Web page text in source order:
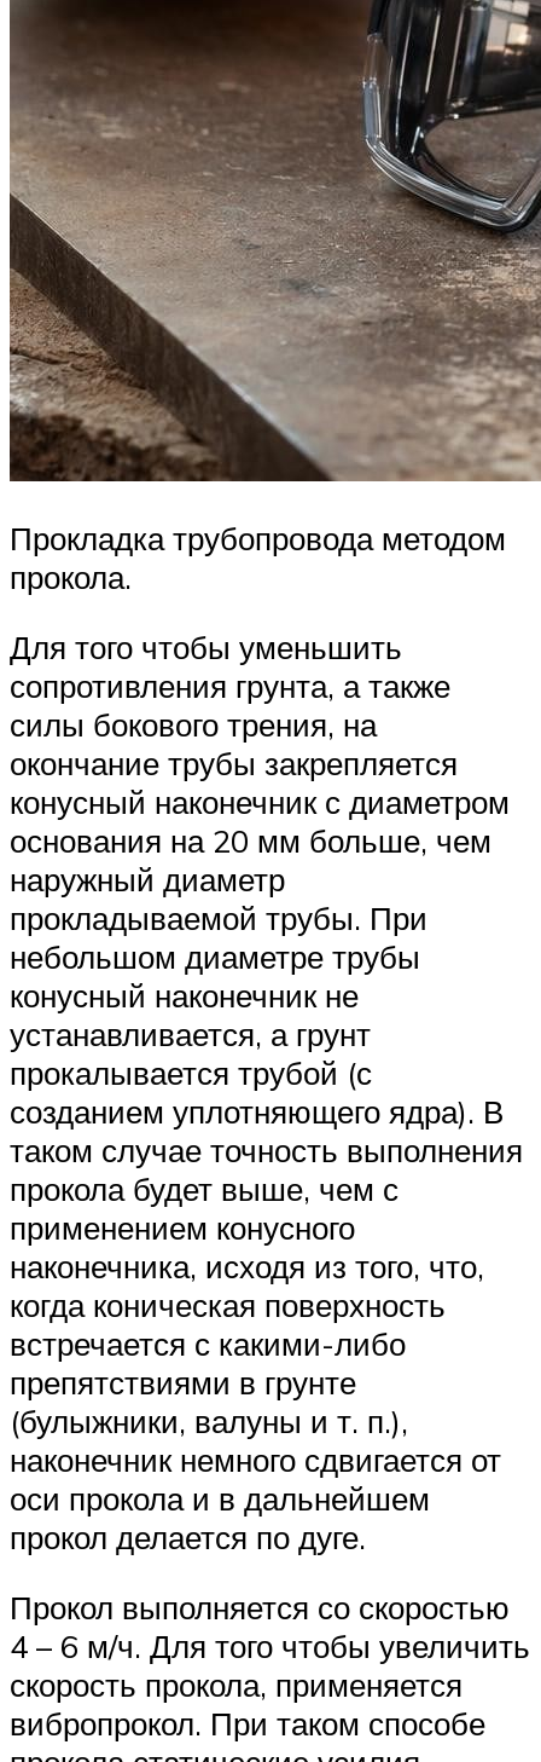
Прокладка трубопровода методом
прокола.
Для того чтобы уменьшить
сопротивления грунта, а также
силы бокового трения, на
окончание трубы закрепляется
конусный наконечник с диаметром
основания на 20 мм больше, чем
наружный диаметр
прокладываемой трубы. При
небольшом диаметре трубы
конусный наконечник не
устанавливается, а грунт
прокалывается трубой (с
созданием уплотняющего ядра). В
таком случае точность выполнения
прокола будет выше, чем с
применением конусного
наконечника, исходя из того, что,
когда коническая поверхность
встречается с какими-либо
препятствиями в грунте
(булыжники, валуны и т. п.),
наконечник немного сдвигается от
оси прокола и в дальнейшем
прокол делается по дуге.
Прокол выполняется со скоростью
4 – 6 м/ч. Для того чтобы увеличить
скорость прокола, применяется
вибропрокол. При таком способе